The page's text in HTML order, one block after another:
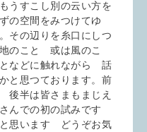
うすこし別の云い方を
の空間をみつけてゆ
その辺りを糸口にしつ
のこと 或は風のこ
などに触れながら 話
と思つております。前
半は皆さまもまじえ
んでの初の試みです
思います どうぞお気